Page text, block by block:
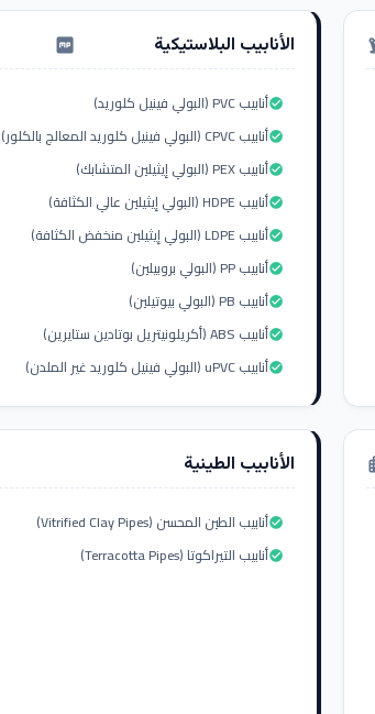
الأنابيب البلاستيكية
أنابيب PVC (البولي فينيل كلوريد)check_circle
أنابيب CPVC (البولي فينيل كلوريد المعالج بالكلور)check_circle
أنابيب PEX (البولي إيثيلين المتشابك)check_circle
أنابيب HDPE (البولي إيثيلين عالي الكثافة)check_circle
أنابيب LDPE (البولي إيثيلين منخفض الكثافة)check_circle
أنابيب PP (البولي بروبيلين)check_circle
أنابيب PB (البولي بيوتيلين)check_circle
أنابيب ABS (أكريلونيتريل بوتادين ستايرين)check_circle
أنابيب uPVC (البولي فينيل كلوريد غير الملدن)check_circle
الأنابيب الطينية
أنابيب الطين المحسن (Vitrified Clay Pipes)check_circle
أنابيب التيراكوتا (Terracotta Pipes)check_circle